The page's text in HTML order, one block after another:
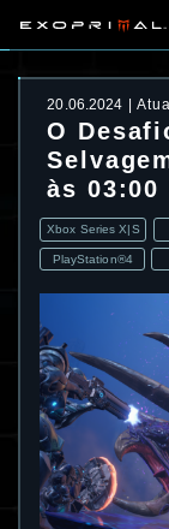
20.06.2024
O
às 03:00
Xbox Series X|S
PlayStation®4